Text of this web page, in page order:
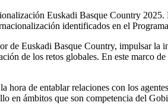
Euskadi Basque Country
identificados en el
de Euskadi Basque Country, impulsar la
de los retos globales. En este marco
de entablar relaciones con los
en ámbitos que son competencia del